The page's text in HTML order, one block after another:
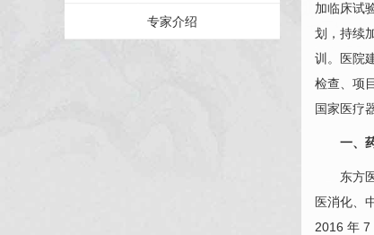
专家介绍
加临床试
划，持续
训。医院
检查、项
国家医疗
一、
东方医
医消化、
2016 年 7